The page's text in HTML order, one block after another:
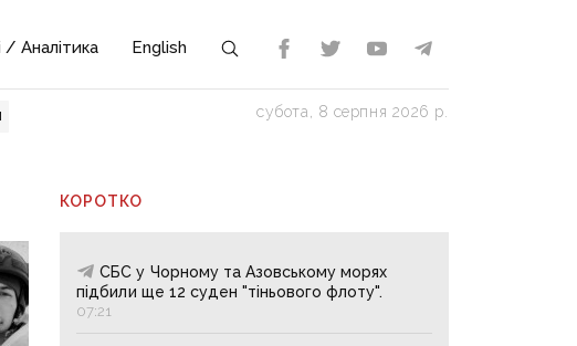
/ Аналітика English
субота, 8 серпня 2026 р.
КОРОТКО
СБС у Чорному та Азовському морях
підбили ще 12 суден "тіньового флоту".
07:21